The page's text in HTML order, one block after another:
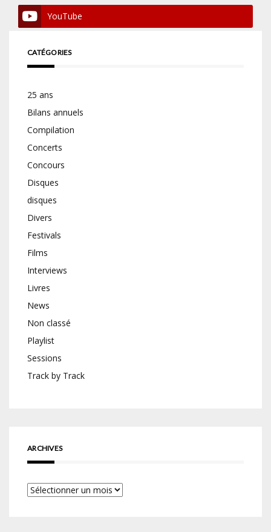
YouTube
CATÉGORIES
25 ans
Bilans annuels
Compilation
Concerts
Concours
Disques
disques
Divers
Festivals
Films
Interviews
Livres
News
Non classé
Playlist
Sessions
Track by Track
ARCHIVES
Archives